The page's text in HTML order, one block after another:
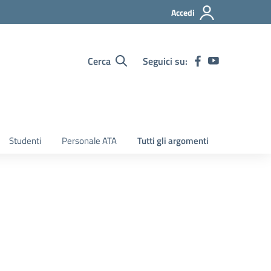
Accedi
Cerca Seguici su:
Studenti Personale ATA Tutti gli argomenti